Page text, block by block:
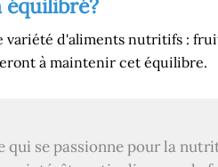
d'aliments nutritifs :
à maintenir cet équilibre.
qui se passionne pour la